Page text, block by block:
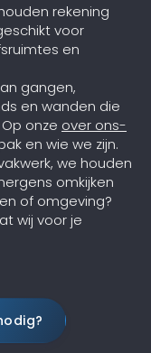
rekening
voor
en
gangen,
en wanden die
onze over ons-
en wie we zijn.
we houden
omkijken
of omgeving?
wij voor je